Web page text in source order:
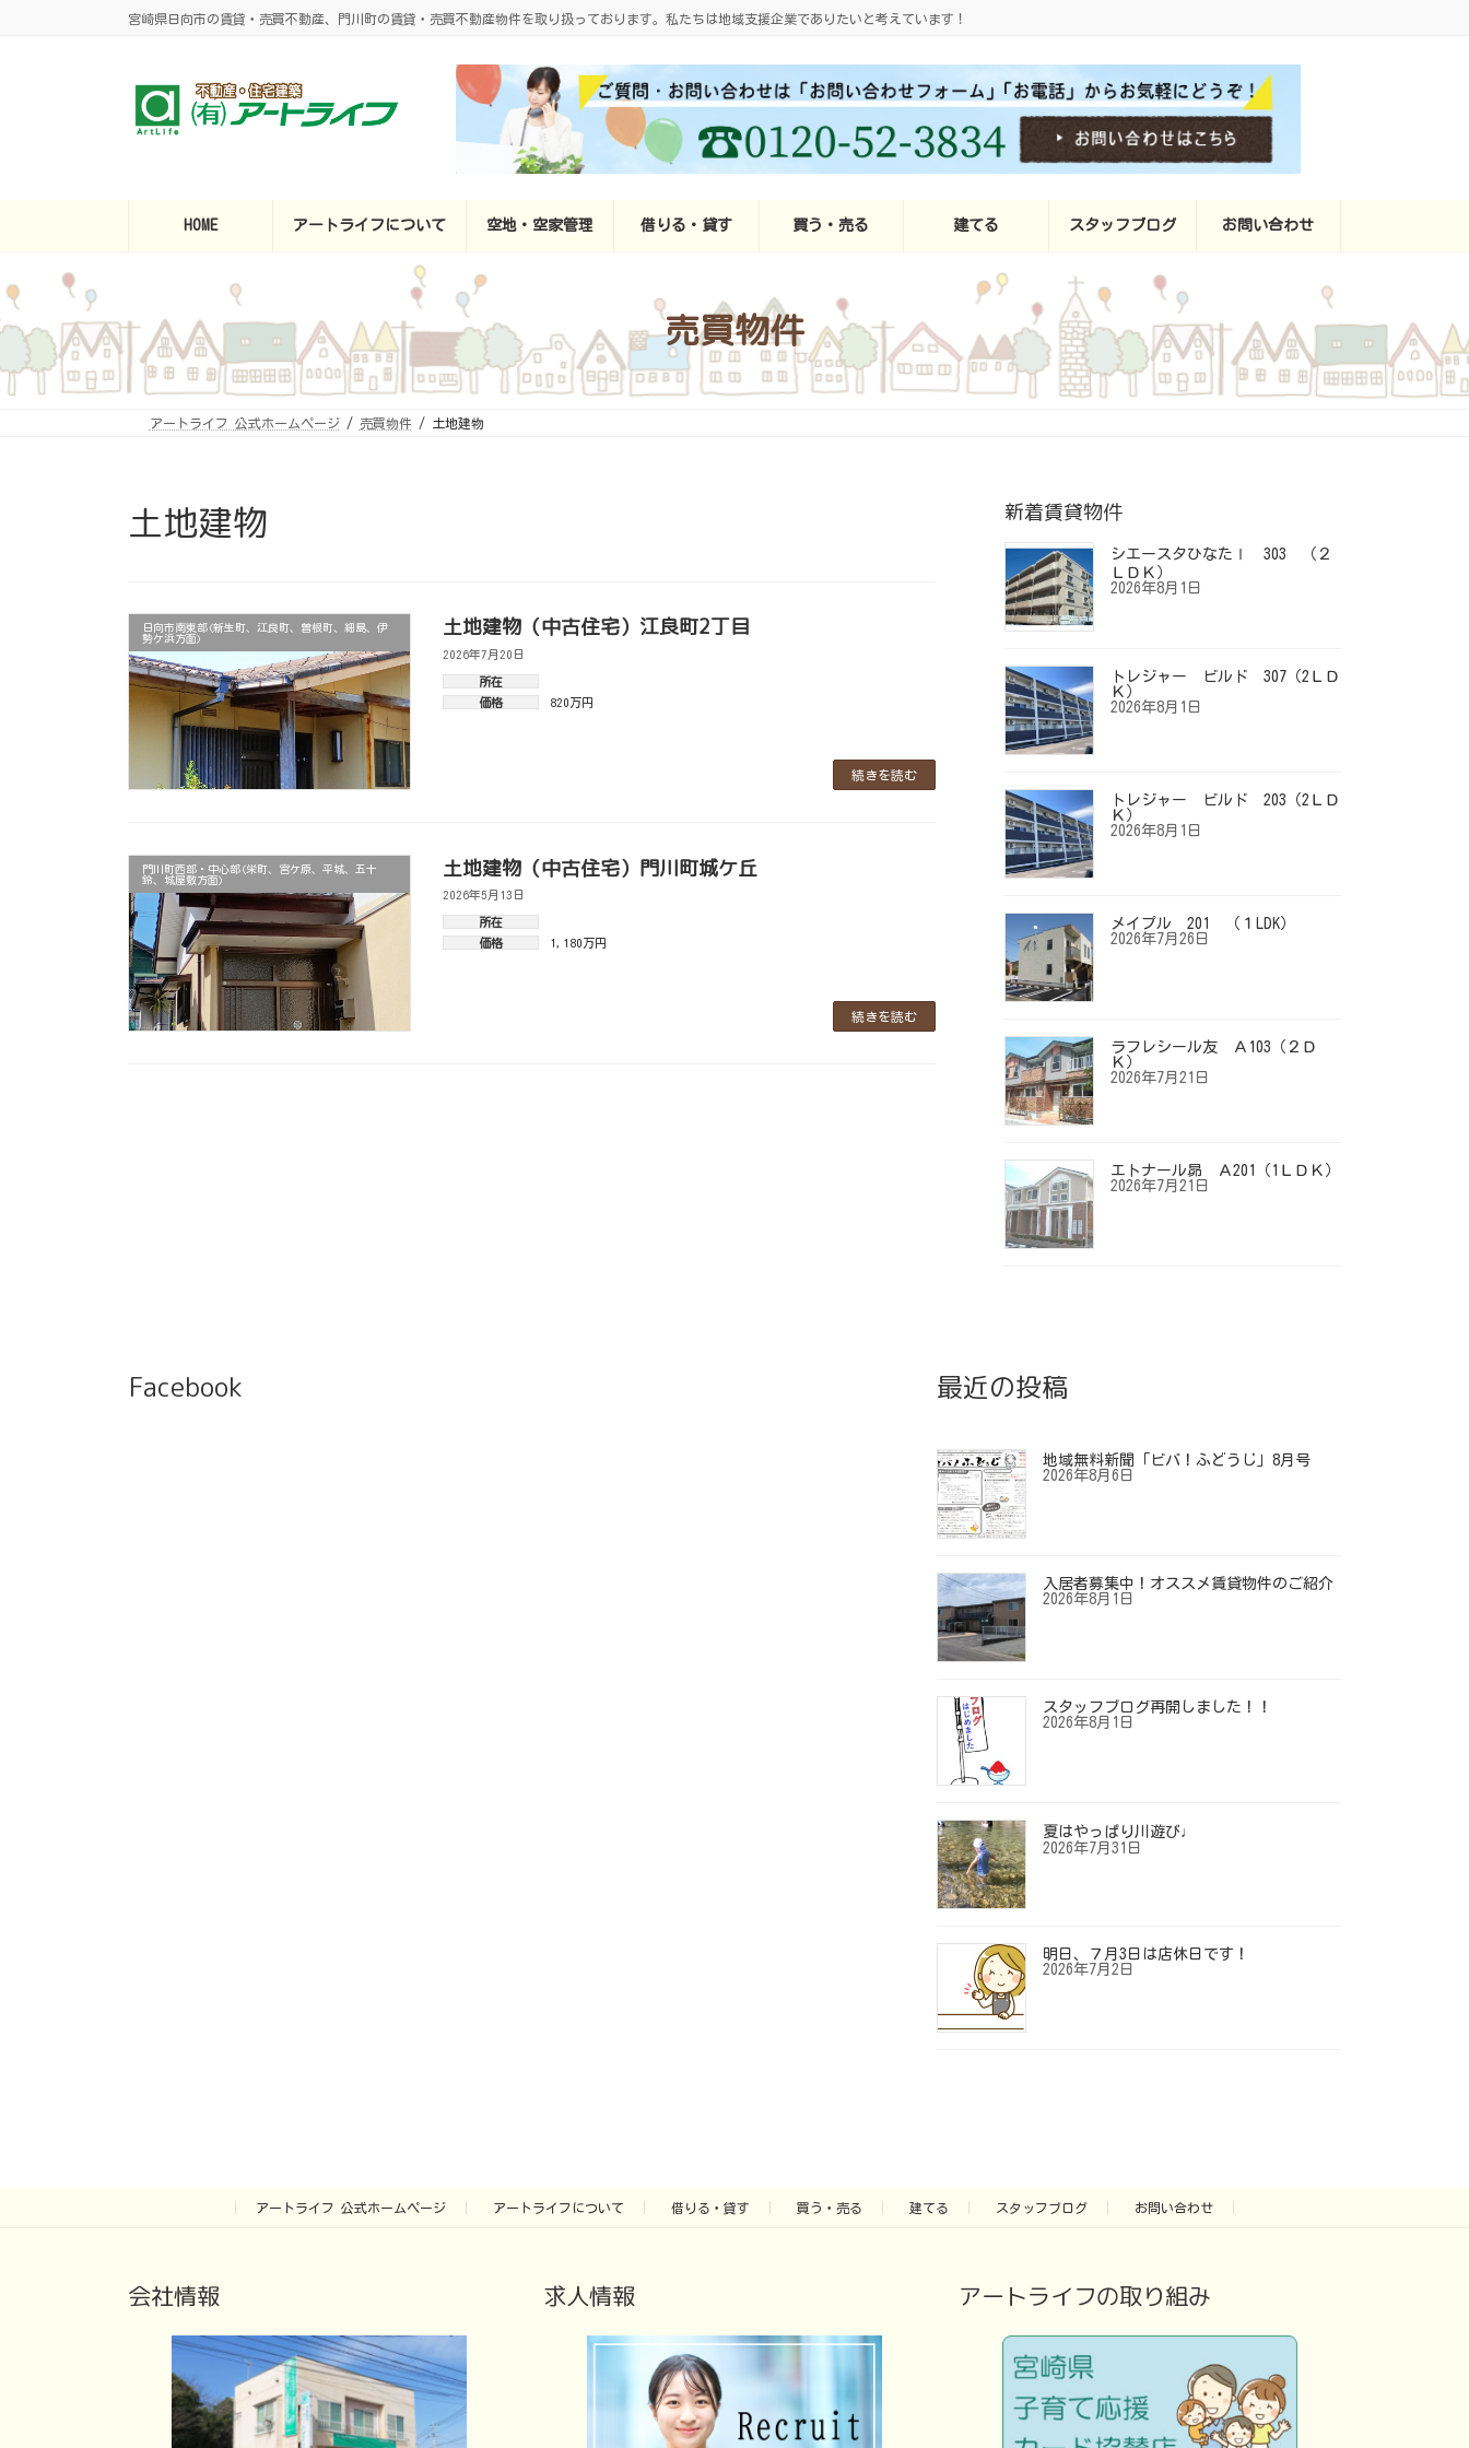
宮崎県日向市の賃貸・売買不動産、門川町の賃貸・売買不動産物件を取り扱っております。私たちは地域支援企業でありたいと考えています！
HOME アートライフについて 空地・空家管理 借りる・貸す 買う・売る 建てる スタッフブログ お問い合わせ
売買物件
アートライフ 公式ホームページ 売買物件 土地建物
土地建物
日向市南東部(新生町、江良町、曽根町、細島、伊
勢ケ浜方面)
土地建物（中古住宅）江良町2丁目
2026年7月20日
続きを読む
所在
価格
820万円
門川町西部・中心部(栄町、宮ケ原、平城、五十
鈴、城屋敷方面)
土地建物（中古住宅）門川町城ケ丘
2026年5月13日
続きを読む
所在
価格
1,180万円
新着賃貸物件
シエースタひなたⅠ 303 （２
ＬＤＫ）
2026年8月1日
トレジャー ビルド 307（2ＬＤ
Ｋ）
2026年8月1日
トレジャー ビルド 203（2ＬＤ
Ｋ）
2026年8月1日
メイプル 201 （１LDK）
2026年7月26日
ラフレシール友 Ａ103（２Ｄ
Ｋ）
2026年7月21日
エトナール昴 Ａ201（1ＬＤＫ）
2026年7月21日
Facebook 最近の投稿
地域無料新聞「ビバ！ふどうじ」8月号
2026年8月6日
入居者募集中！オススメ賃貸物件のご紹介
2026年8月1日
スタッフブログ再開しました！！
2026年8月1日
夏はやっぱり川遊び♩
2026年7月31日
明日、７月3日は店休日です！
2026年7月2日
アートライフ 公式ホームページ アートライフについて 借りる・貸す 買う・売る 建てる スタッフブログ お問い合わせ
会社情報 求人情報 アートライフの取り組み